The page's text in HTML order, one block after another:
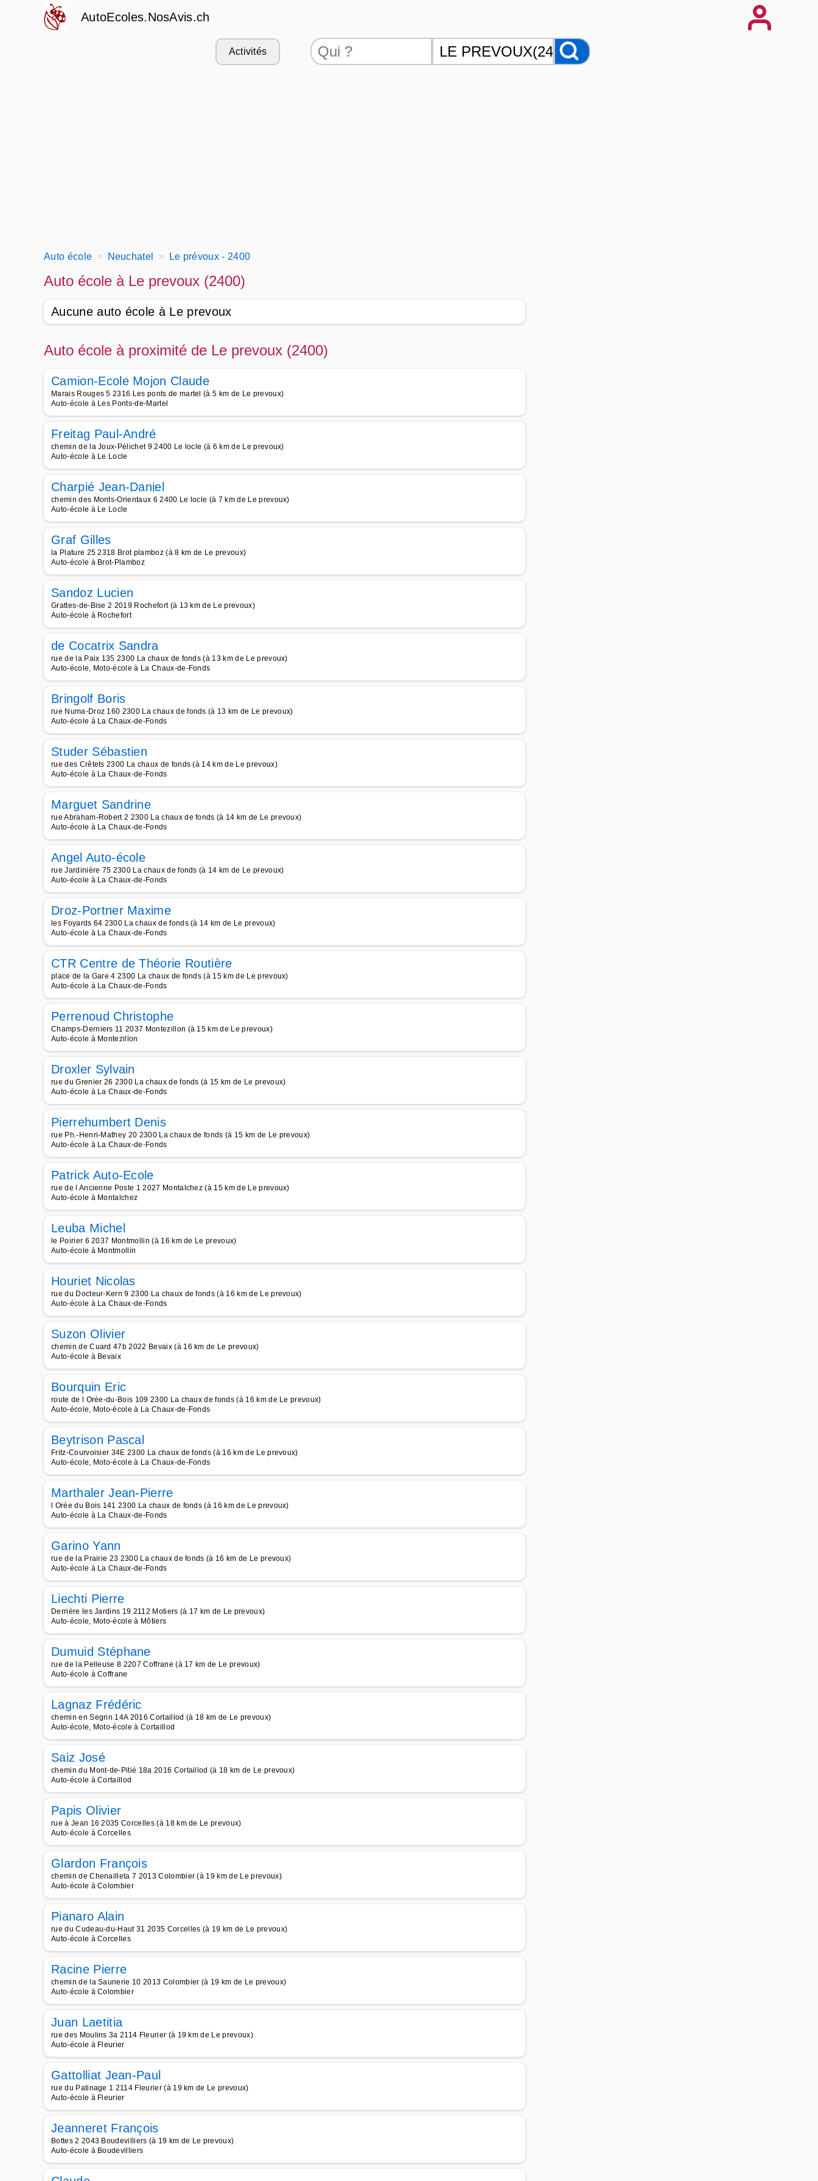
AutoEcoles.NosAvis.ch
Activités
Auto école Neuchatel Le prévoux - 2400
Auto école à Le prevoux (2400)
Aucune auto école à Le prevoux
Auto école à proximité de Le prevoux (2400)
Camion-Ecole Mojon Claude
Marais Rouges 5 2316 Les ponts de martel (à 5 km de Le prevoux)
Auto-école à Les Ponts-de-Martel
Freitag Paul-André
chemin de la Joux-Pélichet 9 2400 Le locle (à 6 km de Le prevoux)
Auto-école à Le Locle
Charpié Jean-Daniel
chemin des Monts-Orientaux 6 2400 Le locle (à 7 km de Le prevoux)
Auto-école à Le Locle
Graf Gilles
la Plature 25 2318 Brot plamboz (à 8 km de Le prevoux)
Auto-école à Brot-Plamboz
Sandoz Lucien
Grattes-de-Bise 2 2019 Rochefort (à 13 km de Le prevoux)
Auto-école à Rochefort
de Cocatrix Sandra
rue de la Paix 135 2300 La chaux de fonds (à 13 km de Le prevoux)
Auto-école, Moto-école à La Chaux-de-Fonds
Bringolf Boris
rue Numa-Droz 160 2300 La chaux de fonds (à 13 km de Le prevoux)
Auto-école à La Chaux-de-Fonds
Studer Sébastien
rue des Crêtets 2300 La chaux de fonds (à 14 km de Le prevoux)
Auto-école à La Chaux-de-Fonds
Marguet Sandrine
rue Abraham-Robert 2 2300 La chaux de fonds (à 14 km de Le prevoux)
Auto-école à La Chaux-de-Fonds
Angel Auto-école
rue Jardinière 75 2300 La chaux de fonds (à 14 km de Le prevoux)
Auto-école à La Chaux-de-Fonds
Droz-Portner Maxime
les Foyards 64 2300 La chaux de fonds (à 14 km de Le prevoux)
Auto-école à La Chaux-de-Fonds
CTR Centre de Théorie Routière
place de la Gare 4 2300 La chaux de fonds (à 15 km de Le prevoux)
Auto-école à La Chaux-de-Fonds
Perrenoud Christophe
Champs-Derniers 11 2037 Montezillon (à 15 km de Le prevoux)
Auto-école à Montezillon
Droxler Sylvain
rue du Grenier 26 2300 La chaux de fonds (à 15 km de Le prevoux)
Auto-école à La Chaux-de-Fonds
Pierrehumbert Denis
rue Ph.-Henri-Mathey 20 2300 La chaux de fonds (à 15 km de Le prevoux)
Auto-école à La Chaux-de-Fonds
Patrick Auto-Ecole
rue de l Ancienne Poste 1 2027 Montalchez (à 15 km de Le prevoux)
Auto-école à Montalchez
Leuba Michel
le Poirier 6 2037 Montmollin (à 16 km de Le prevoux)
Auto-école à Montmollin
Houriet Nicolas
rue du Docteur-Kern 9 2300 La chaux de fonds (à 16 km de Le prevoux)
Auto-école à La Chaux-de-Fonds
Suzon Olivier
chemin de Cuard 47b 2022 Bevaix (à 16 km de Le prevoux)
Auto-école à Bevaix
Bourquin Eric
route de l Orée-du-Bois 109 2300 La chaux de fonds (à 16 km de Le prevoux)
Auto-école, Moto-école à La Chaux-de-Fonds
Beytrison Pascal
Fritz-Courvoisier 34E 2300 La chaux de fonds (à 16 km de Le prevoux)
Auto-école, Moto-école à La Chaux-de-Fonds
Marthaler Jean-Pierre
l Orée du Bois 141 2300 La chaux de fonds (à 16 km de Le prevoux)
Auto-école à La Chaux-de-Fonds
Garino Yann
rue de la Prairie 23 2300 La chaux de fonds (à 16 km de Le prevoux)
Auto-école à La Chaux-de-Fonds
Liechti Pierre
Derrière les Jardins 19 2112 Motiers (à 17 km de Le prevoux)
Auto-école, Moto-école à Môtiers
Dumuid Stéphane
rue de la Pelleuse 8 2207 Coffrane (à 17 km de Le prevoux)
Auto-école à Coffrane
Lagnaz Frédéric
chemin en Segrin 14A 2016 Cortaillod (à 18 km de Le prevoux)
Auto-école, Moto-école à Cortaillod
Saiz José
chemin du Mont-de-Pitié 18a 2016 Cortaillod (à 18 km de Le prevoux)
Auto-école à Cortaillod
Papis Olivier
rue à Jean 16 2035 Corcelles (à 18 km de Le prevoux)
Auto-école à Corcelles
Glardon François
chemin de Chenailleta 7 2013 Colombier (à 19 km de Le prevoux)
Auto-école à Colombier
Pianaro Alain
rue du Cudeau-du-Haut 31 2035 Corcelles (à 19 km de Le prevoux)
Auto-école à Corcelles
Racine Pierre
chemin de la Saunerie 10 2013 Colombier (à 19 km de Le prevoux)
Auto-école à Colombier
Juan Laetitia
rue des Moulins 3a 2114 Fleurier (à 19 km de Le prevoux)
Auto-école à Fleurier
Gattolliat Jean-Paul
rue du Patinage 1 2114 Fleurier (à 19 km de Le prevoux)
Auto-école à Fleurier
Jeanneret François
Bottes 2 2043 Boudevilliers (à 19 km de Le prevoux)
Auto-école à Boudevilliers